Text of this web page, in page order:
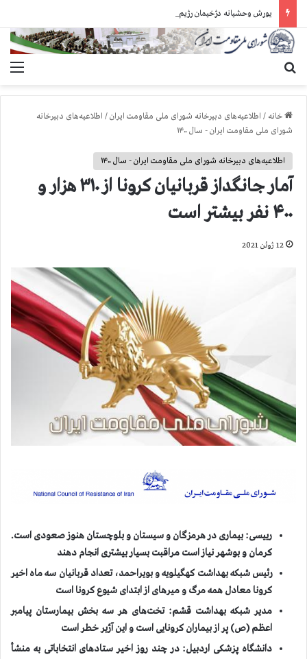
خانه / اطلاعیه‌های دبیرخانه شورای ملی مقاومت ایران/ اطلاعیه‌های دبیرخانه
شورای ملی مقاومت ایران - سال ۱۴۰۰
اطلاعیه‌های دبیرخانه شورای ملی مقاومت ایران - سال ۱۴۰۰
آمار جانگداز قربانيان كرونا از ۳۱۰ هزار و
۴۰۰ نفر بيشتر است
12 ژوئن 2021
رییسی: بیماری در هرمزگان و سیستان و بلوچستان هنوز صعودی است.
کرمان و بوشهر نیاز است مراقبت بسیار بیشتری انجام دهند
رئیس شبکه بهداشت کهگیلویه و بویراحمد، تعداد قربانیان سه ماه اخیر
كرونا معادل همه مرگ و میرهای از ابتدای شیوع کرونا است
مدیر شبکه بهداشت قشم: تخت‌های هر سه بخش بیمارستان پیامبر
اعظم (ص) پر از بیماران کرونایی است و این آژیر خطر است
دانشگاه پزشکی اردبیل: در چند روز اخیر ستادهای انتخاباتی به منشأ